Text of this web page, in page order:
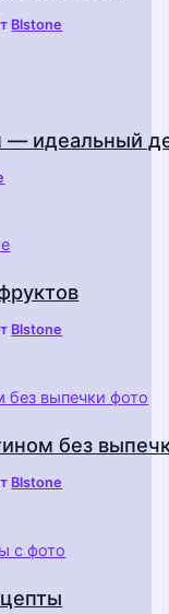
Blstone
— идеальный
Blstone
без
Blstone